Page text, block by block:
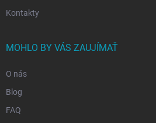
Kontakty
MOHLO BY VÁS ZAUJÍMAŤ
O nás
Blog
FAQ